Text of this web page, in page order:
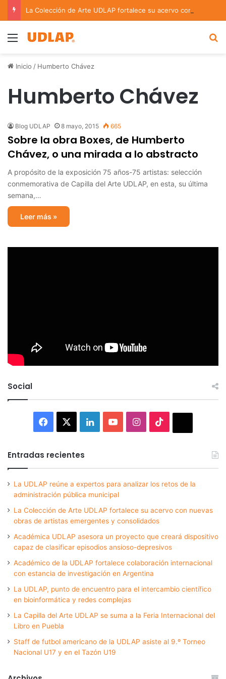
Menu
Inicio / Humberto Chávez
Humberto Chávez
Blog UDLAP 8 mayo, 2015 665
Sobre la obra Boxes, de Humberto
Chávez, o una mirada a lo abstracto
A propósito de la exposición 75 años-75 artistas: selección
conmemorativa de Capilla del Arte UDLAP, en esta, su última
semana,…
Leer más »
Social
Facebook LinkedInYouTubeInstagram
Entradas recientes
La UDLAP reúne a expertos para analizar los retos de la
administración pública municipal
La Colección de Arte UDLAP fortalece su acervo con nuevas
obras de artistas emergentes y consolidados
Académica UDLAP asesora un proyecto que creará dispositivo
capaz de clasificar episodios ansioso-depresivos
Académico de la UDLAP fortalece colaboración internacional
con estancia de investigación en Argentina
La UDLAP, punto de encuentro para el intercambio científico
en bioinformática y redes complejas
La Capilla del Arte UDLAP se suma a la Feria Internacional del
Libro en Puebla
Staff de futbol americano de la UDLAP asiste al 9.º Torneo
Nacional U17 y en el Tazón U19